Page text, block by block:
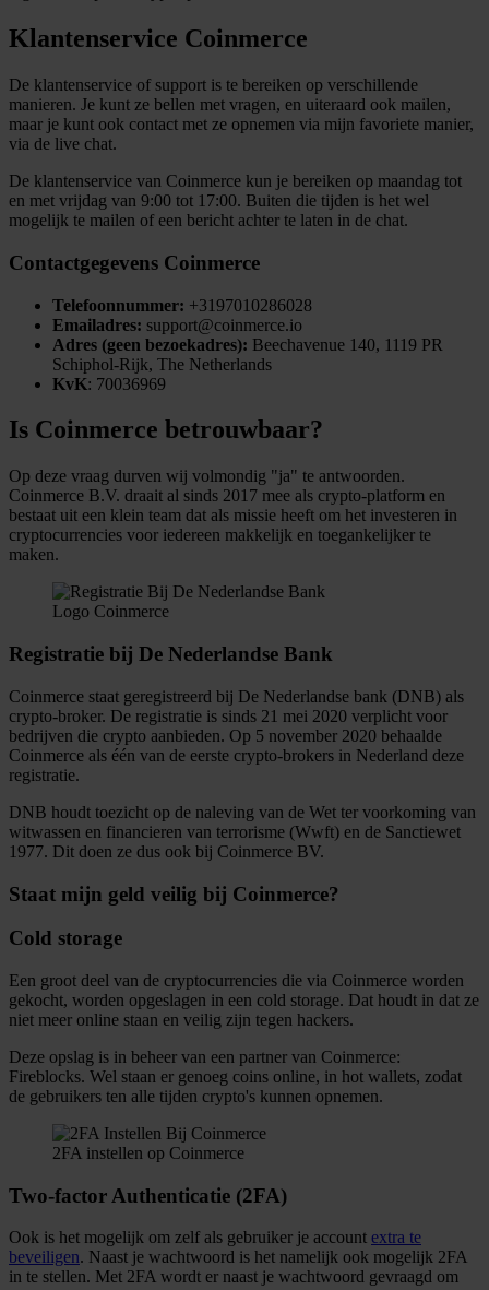
Klantenservice Coinmerce
De klantenservice of support is te bereiken op verschillende
manieren. Je kunt ze bellen met vragen, en uiteraard ook mailen,
maar je kunt ook contact met ze opnemen via mijn favoriete manier,
via de live chat.
De klantenservice van Coinmerce kun je bereiken op maandag tot
en met vrijdag van 9:00 tot 17:00. Buiten die tijden is het wel
mogelijk te mailen of een bericht achter te laten in de chat.
Contactgegevens Coinmerce
Telefoonnummer: +3197010286028
Emailadres: support@coinmerce.io
Adres (geen bezoekadres): Beechavenue 140, 1119 PR
Schiphol-Rijk, The Netherlands
KvK: 70036969
Is Coinmerce betrouwbaar?
Op deze vraag durven wij volmondig "ja" te antwoorden.
Coinmerce B.V. draait al sinds 2017 mee als crypto-platform en
bestaat uit een klein team dat als missie heeft om het investeren in
cryptocurrencies voor iedereen makkelijk en toegankelijker te
maken.
Logo Coinmerce
Registratie bij De Nederlandse Bank
Coinmerce staat geregistreerd bij De Nederlandse bank (DNB) als
crypto-broker. De registratie is sinds 21 mei 2020 verplicht voor
bedrijven die crypto aanbieden. Op 5 november 2020 behaalde
Coinmerce als één van de eerste crypto-brokers in Nederland deze
registratie.
DNB houdt toezicht op de naleving van de Wet ter voorkoming van
witwassen en financieren van terrorisme (Wwft) en de Sanctiewet
1977. Dit doen ze dus ook bij Coinmerce BV.
Staat mijn geld veilig bij Coinmerce?
Cold storage
Een groot deel van de cryptocurrencies die via Coinmerce worden
gekocht, worden opgeslagen in een cold storage. Dat houdt in dat ze
niet meer online staan en veilig zijn tegen hackers.
Deze opslag is in beheer van een partner van Coinmerce:
Fireblocks. Wel staan er genoeg coins online, in hot wallets, zodat
de gebruikers ten alle tijden crypto's kunnen opnemen.
2FA instellen op Coinmerce
Two-factor Authenticatie (2FA)
Ook is het mogelijk om zelf als gebruiker je account extra te
beveiligen. Naast je wachtwoord is het namelijk ook mogelijk 2FA
in te stellen. Met 2FA wordt er naast je wachtwoord gevraagd om